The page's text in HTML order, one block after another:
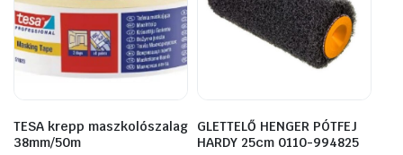
TESA krepp maszkolószalag
38mm/50m
GLETTELŐ HENGER PÓTFEJ
HARDY 25cm 0110-994825